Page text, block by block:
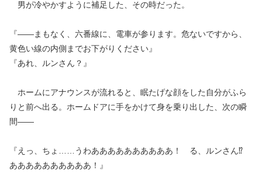
男が冷やかすように補足した、その時だった。
『――まもなく、六番線に、電車が参ります。危ないですから、
黄色い線の内側までお下がりください』
『あれ、ルンさん？』
ホームにアナウンスが流れると、眠たげな顔をした自分がふら
りと前へ出る。ホームドアに手をかけて身を乗り出した、次の瞬
間――
『えっ、ちょ……うわああああああああああ！ る、ルンさん⁉
ああああああああああ！』